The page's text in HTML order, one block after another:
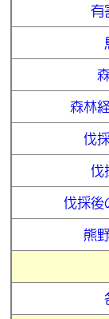
有
森林
伐
伐
伐採後
熊